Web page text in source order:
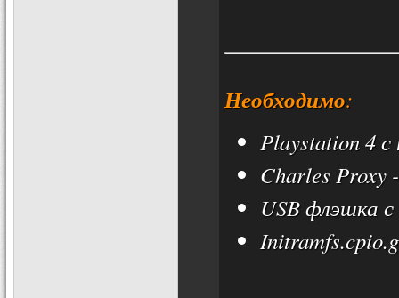
Необходимо:
Playstation 4
Charles Proxy
USB флэшка с